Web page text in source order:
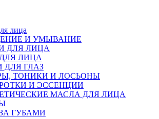
лица
И УМЫВАНИЕ
ДЛЯ ЛИЦА
ЛИЦА
ДЛЯ ГЛАЗ
ТОНИКИ И ЛОСЬОНЫ
И ЭССЕНЦИИ
МАСЛА ДЛЯ ЛИЦА
ГУБАМИ